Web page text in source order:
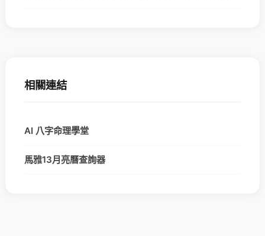
相關連結
AI 八字命理學堂
馬雅13月亮曆查詢器